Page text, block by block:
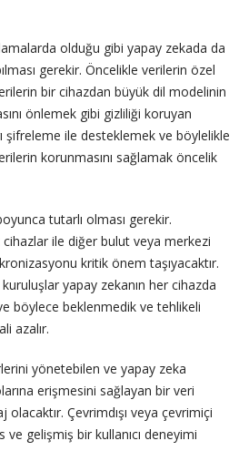
olduğu gibi yapay zekada da
gerekir. Öncelikle verilerin özel
bir cihazdan büyük dil modelinin
önlemek gibi gizliliği koruyan
şifreleme ile desteklemek ve böylelikle
korunmasını sağlamak öncelik
tutarlı olması gerekir.
ile diğer bulut veya merkezi
kritik önem taşıyacaktır.
yapay zekanın her cihazda
ve böylece beklenmedik ve tehlikeli
azalır.
yönetebilen ve yapay zeka
erişmesini sağlayan bir veri
Çevrimdışı veya çevrimiçi
ve gelişmiş bir kullanıcı deneyimi